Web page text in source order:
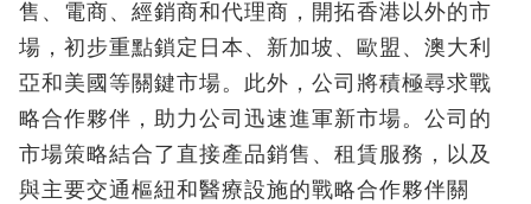
售、電商、經銷商和代理商，開拓香港以外的市
場，初步重點鎖定日本、新加坡、歐盟、澳大利
亞和美國等關鍵市場。此外，公司將積極尋求戰
略合作夥伴，助力公司迅速進軍新市場。公司的
市場策略結合了直接產品銷售、租賃服務，以及
與主要交通樞紐和醫療設施的戰略合作夥伴關